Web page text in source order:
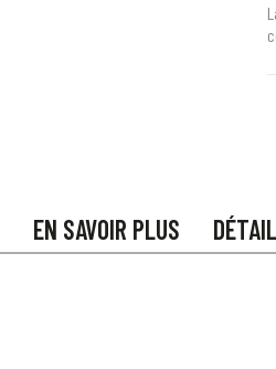
EN SAVOIR PLUS